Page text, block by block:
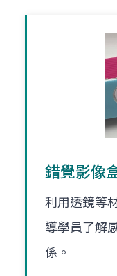
錯覺影像
利用透鏡等
導學員了解
係。